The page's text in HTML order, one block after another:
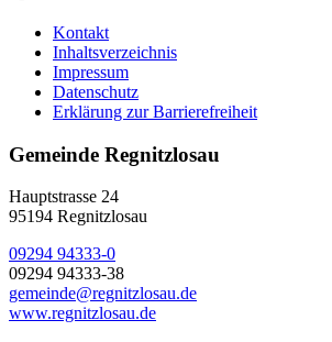
Kontakt
Inhaltsverzeichnis
Impressum
Datenschutz
Erklärung zur Barrierefreiheit
Gemeinde Regnitzlosau
Hauptstrasse 24
95194 Regnitzlosau
09294 94333-0
09294 94333-38
gemeinde@regnitzlosau.de
www.regnitzlosau.de